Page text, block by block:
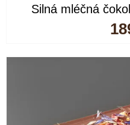
Silná mléčná